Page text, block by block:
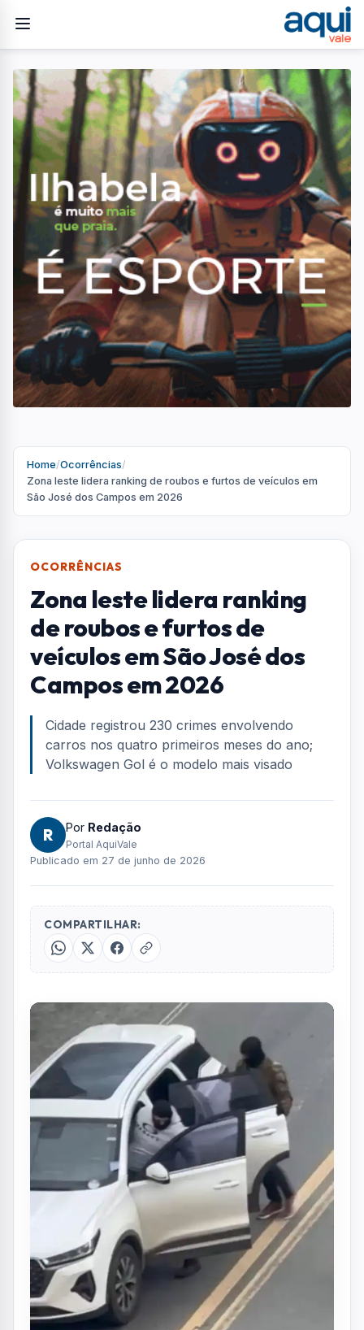
Home/Ocorrências/
Zona leste lidera ranking de roubos e furtos de veículos em
São José dos Campos em 2026
OCORRÊNCIAS
Zona leste lidera ranking
de roubos e furtos de
veículos em São José dos
Cidade registrou 230 crimes envolvendo
carros nos quatro primeiros meses do ano;
Volkswagen Gol é o modelo mais visado
R PorRedação
Publicado em 27 de junho de 2026
COMPARTILHAR:
FOTO: AQUIVALE/IMAGENS
A região leste de São José dos Campos
concentra o maior número de roubos e furtos
de veículos registrados na cidade em 2026.
Os dados são da SSP (Secretaria de
Segurança Pública de São Paulo) e
contemplam os quatro primeiros meses do
ano. No total, a cidade acumula 230